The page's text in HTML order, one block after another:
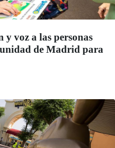
y voz a las personas
de Madrid para